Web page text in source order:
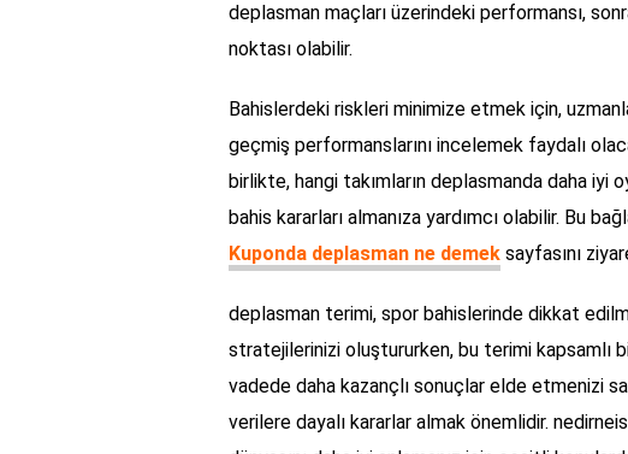
deplasman maçları üzerindeki performansı,
noktası olabilir.
Bahislerdeki riskleri minimize etmek için,
geçmiş performanslarını incelemek faydalı
birlikte, hangi takımların deplasmanda daha iyi
bahis kararları almanıza yardımcı olabilir. Bu
Kuponda deplasman ne demek sayfasını
deplasman terimi, spor bahislerinde dikkat
stratejilerinizi oluştururken, bu terimi kapsamlı
vadede daha kazançlı sonuçlar elde etmenizi
verilere dayalı kararlar almak önemlidir.